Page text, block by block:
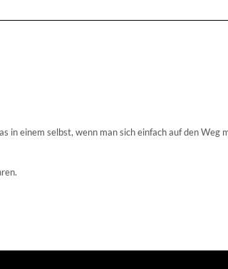
in einem selbst, wenn man sich einfach auf den Weg